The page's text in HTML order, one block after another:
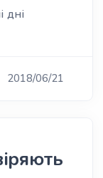
дні
2018/06/21